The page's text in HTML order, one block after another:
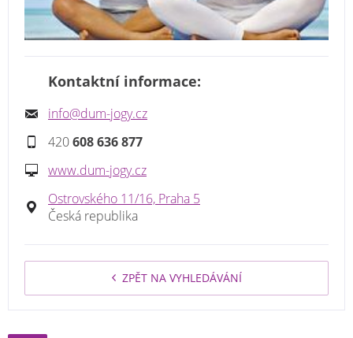
Kontaktní informace:
info@dum-jogy.cz
420608 636 877
www.dum-jogy.cz
Ostrovského 11/16, Praha 5
Česká republika
ZPĚT NA VYHLEDÁVÁNÍ